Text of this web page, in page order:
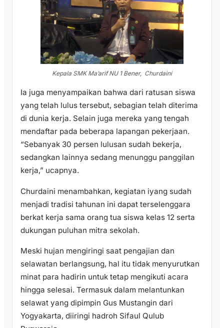
Kepala SMK Ma’arif NU 1 Bener, Churdaini
Ia juga menyampaikan bahwa dari ratusan siswa
yang telah lulus tersebut, sebagian telah diterima
di dunia kerja. Selain juga mereka yang tengah
mendaftar pada beberapa lapangan pekerjaan.
“Sebanyak 30 persen lulusan sudah bekerja,
sedangkan lainnya sedang menunggu panggilan
kerja,” ucapnya.
Churdaini menambahkan, kegiatan iyang sudah
menjadi tradisi tahunan ini dapat terselenggara
berkat kerja sama orang tua siswa kelas 12 serta
dukungan puluhan mitra sekolah.
Meski hujan mengiringi saat pengajian dan
selawatan berlangsung, hal itu tidak menyurutkan
minat para hadirin untuk tetap mengikuti acara
hingga selesai. Termasuk dalam melantunkan
selawat yang dipimpin Gus Mustangin dari
Yogyakarta, diiringi hadroh Sifaul Qulub